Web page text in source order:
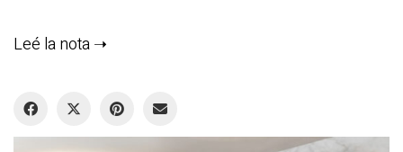
Leé la nota